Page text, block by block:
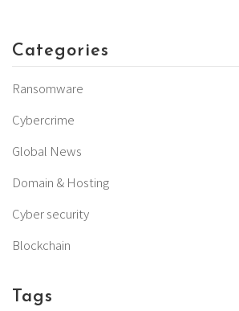
Categories
Ransomware
Cybercrime
Global News
Domain & Hosting
Cyber security
Blockchain
Tags